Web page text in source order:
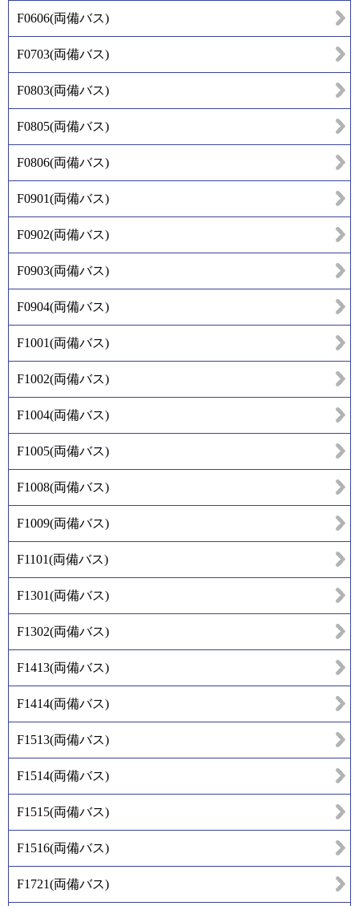
F0606(両備バス)
F0703(両備バス)
F0803(両備バス)
F0805(両備バス)
F0806(両備バス)
F0901(両備バス)
F0902(両備バス)
F0903(両備バス)
F0904(両備バス)
F1001(両備バス)
F1002(両備バス)
F1004(両備バス)
F1005(両備バス)
F1008(両備バス)
F1009(両備バス)
F1101(両備バス)
F1301(両備バス)
F1302(両備バス)
F1413(両備バス)
F1414(両備バス)
F1513(両備バス)
F1514(両備バス)
F1515(両備バス)
F1516(両備バス)
F1721(両備バス)